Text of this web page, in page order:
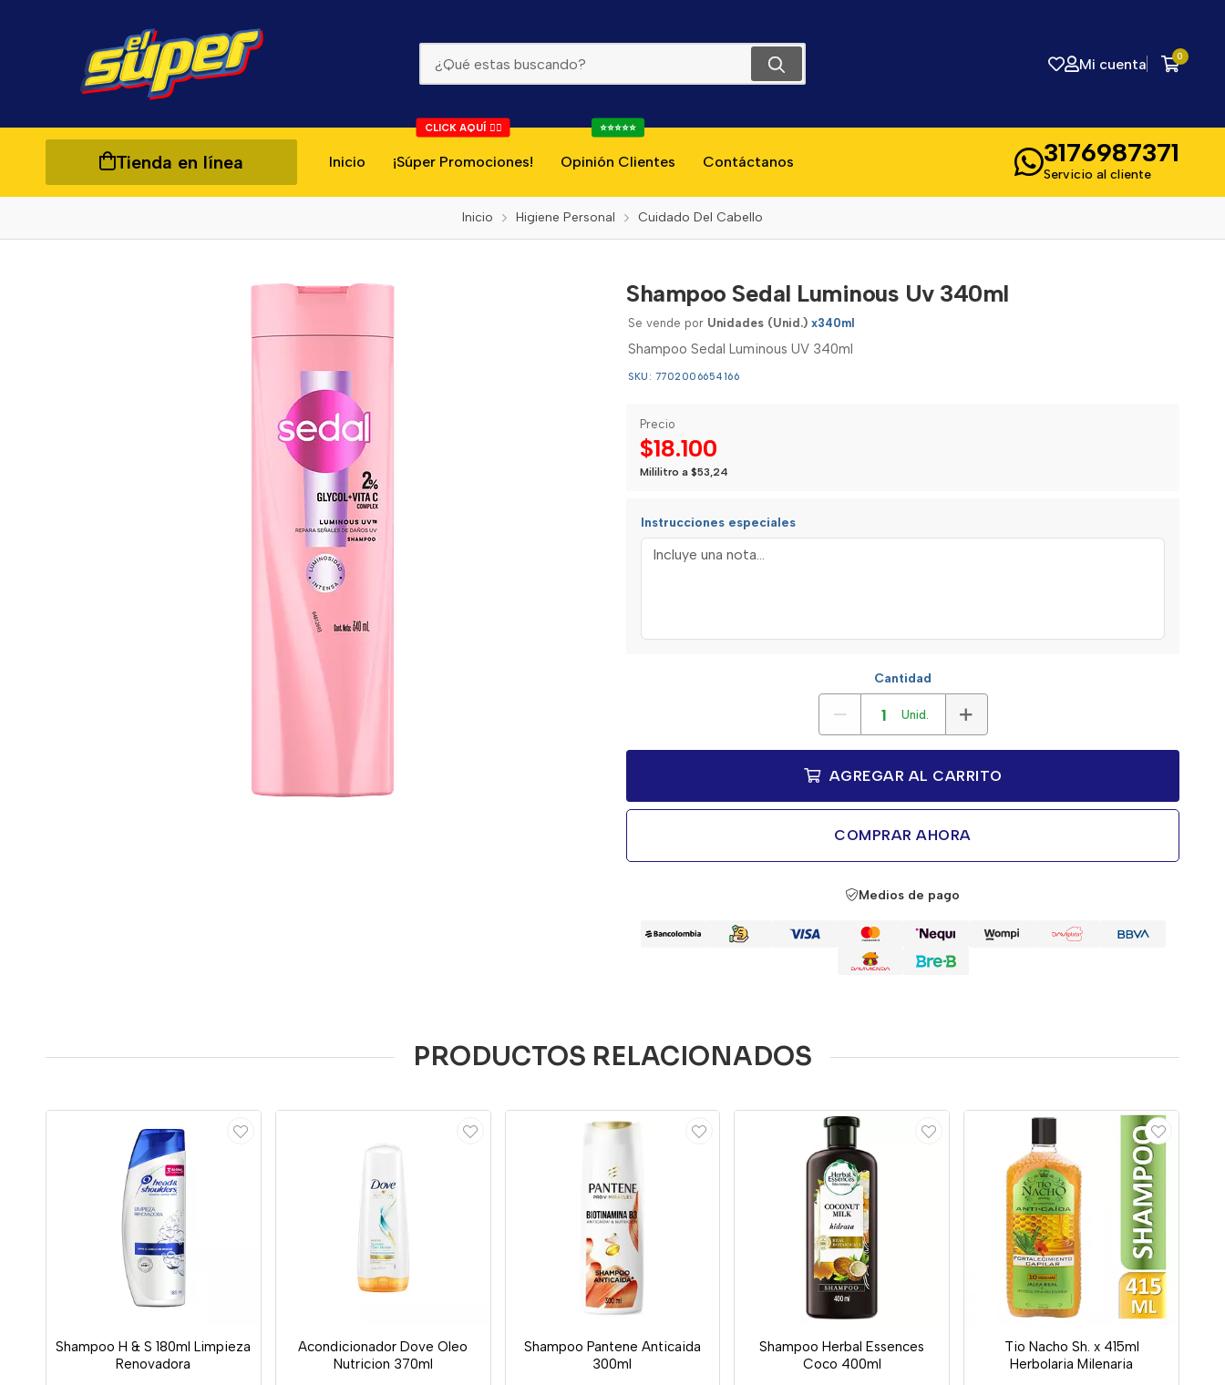
Mi cuenta 0
Tienda en línea Inicio ¡Súper Promociones!
CLICK AQUÍ 👇🏻
Opinión Clientes
⭐⭐⭐⭐⭐
Contáctanos 3176987371
Servicio al cliente
Inicio Higiene Personal Cuidado Del Cabello
Shampoo Sedal Luminous Uv 340ml
Se vende por Unidades (Unid.) x340ml
Shampoo Sedal Luminous UV 340ml
SKU: 7702006654166
Precio
$18.100
Mililitro a $53,24
Instrucciones especiales
Cantidad
Unid.
AGREGAR AL CARRITO
COMPRAR AHORA
Medios de pago
PRODUCTOS RELACIONADOS
Shampoo H & S 180ml Limpieza
Renovadora
Acondicionador Dove Oleo
Nutricion 370ml
Shampoo Pantene Anticaida
300ml
Shampoo Herbal Essences
Coco 400ml
Tio Nacho Sh. x 415ml
Herbolaria Milenaria